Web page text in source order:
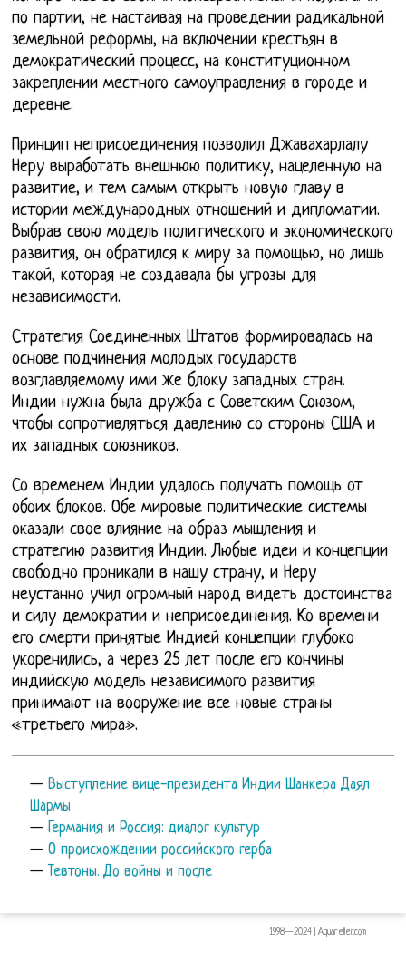
по партии, не настаивая на проведении радикальной
земельной реформы, на включении крестьян в
демократический процесс, на конституционном
закреплении местного самоуправления в городе и
деревне.
Принцип неприсоединения позволил Джавахарлалу
Неру выработать внешнюю политику, нацеленную на
развитие, и тем самым открыть новую главу в
истории международных отношений и дипломатии.
Выбрав свою модель политического и экономического
развития, он обратился к миру за помощью, но лишь
такой, которая не создавала бы угрозы для
независимости.
Стратегия Соединенных Штатов формировалась на
основе подчинения молодых государств
возглавляемому ими же блоку западных стран.
Индии нужна была дружба с Советским Союзом,
чтобы сопротивляться давлению со стороны США и
их западных союзников.
Со временем Индии удалось получать помощь от
обоих блоков. Обе мировые политические системы
оказали свое влияние на образ мышления и
стратегию развития Индии. Любые идеи и концепции
свободно проникали в нашу страну, и Неру
неустанно учил огромный народ видеть достоинства
и силу демократии и неприсоединения. Ко времени
его смерти принятые Индией концепции глубоко
укоренились, а через 25 лет после его кончины
индийскую модель независимого развития
принимают на вооружение все новые страны
«третьего мира».
—Выступление вице-президента Индии Шанкера Даял
Шармы
—Германия и Россия: диалог культур
—О происхождении российского герба
— Тевтоны. До войны и после
1998—2024 | Aquareller.com